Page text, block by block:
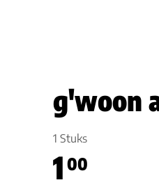
g'woon
1 Stuks
1 00